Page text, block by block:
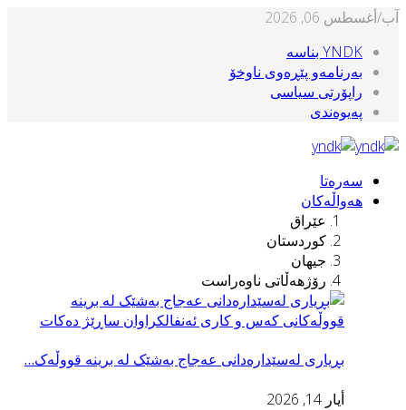
أغسطس 06, 2026
YNDK بناسه‌
بەرنامەو پێڕەوی ناوخۆ
راپۆرتی سیاسی
پەیوەندی
سەرەتا
هەواڵەکان
عێراق
کوردستان
جیهان
رۆژهەڵاتی ناوەراست
بڕیاری له‌سێداره‌دانی عه‌جاج بەشێک لە برینە قووڵەک…
أيار 14, 2026